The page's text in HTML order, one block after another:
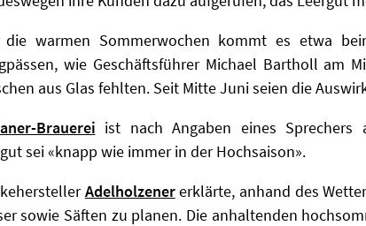
warmen Sommerwochen kommt es etwa
wie Geschäftsführer Michael Bartholl am
aus Glas fehlten. Seit Mitte Juni seien die
Brauerei ist nach Angaben eines
sei «knapp wie immer in der Hochsaison».
Adelholzenererklärte, anhand des
sowie Säften zu planen. Die anhaltenden